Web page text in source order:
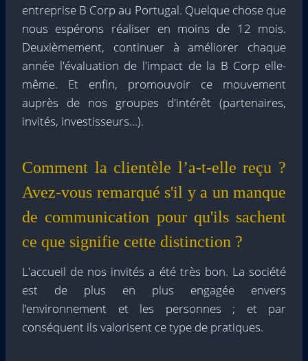
entreprise B Corp au Portugal. Quelque chose que
nous espérons réaliser en moins de 12 mois.
Deuxièmement, continuer à améliorer chaque
année l'évaluation de l'impact de la B Corp elle-
même. Et enfin, promouvoir ce mouvement
auprès de nos groupes d'intérêt (partenaires,
invités, investisseurs…).
Comment la clientèle l’a-t-elle reçu ?
Avez-vous remarqué s'il y a un manque
de communication pour qu'ils sachent
ce que signifie cette distinction ?
L'accueil de nos invités a été très bon. La société
est de plus en plus engagée envers
l’environnement et les personnes ; et par
conséquent ils valorisent ce type de pratiques.